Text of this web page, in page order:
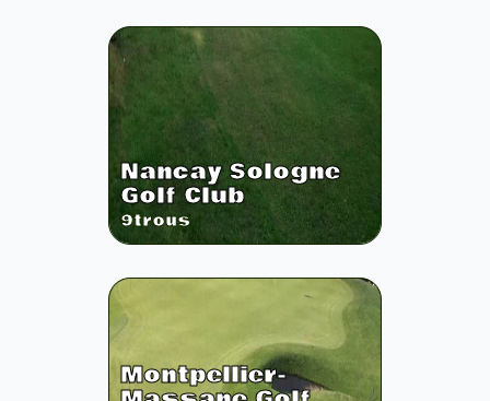
Nancay Sologne
Golf Club
9trous
Montpellier-